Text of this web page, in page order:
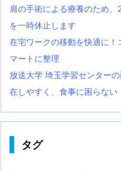
肩の手術による療養のため
を一時休止します
在宅ワークの移動を快適に
マートに整理
放送大学 埼玉学習センター
在しやすく、食事に困らない
タグ